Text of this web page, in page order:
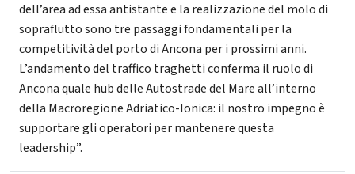
dell’area ad essa antistante e la realizzazione del molo di
sopraflutto sono tre passaggi fondamentali per la
competitività del porto di Ancona per i prossimi anni.
L’andamento del traffico traghetti conferma il ruolo di
Ancona quale hub delle Autostrade del Mare all’interno
della Macroregione Adriatico-Ionica: il nostro impegno è
supportare gli operatori per mantenere questa
leadership”.